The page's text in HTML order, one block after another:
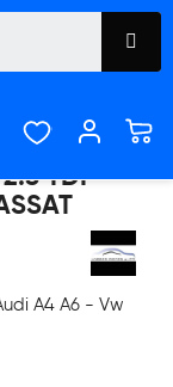
2.5 TDI
A4 A6 - Vw